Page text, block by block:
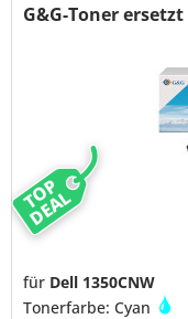
TOP
DEAL
G&G-Toner ersetzt
für Dell 1350CNW
Tonerfarbe: Cyan